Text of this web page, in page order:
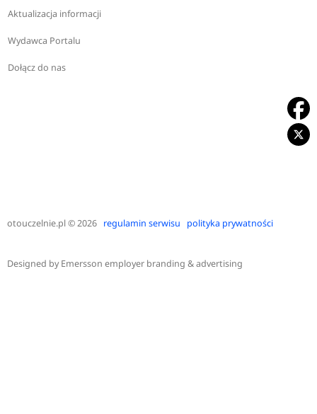
Aktualizacja informacji
Wydawca Portalu
Dołącz do nas
otouczelnie.pl© 2026 regulamin serwisu polityka prywatności
Designed byEmersson employer branding & advertising